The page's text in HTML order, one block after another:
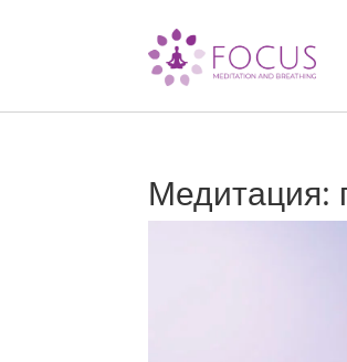
Медитация: